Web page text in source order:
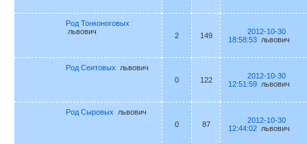
Род Тонконоговых
львович
2 149
2012-10-30
18:58:53 львович
Род Сеитовых
львович
0
122
2012-10-30
12:51:59 львович
Род Сыровых
львович
0
87
2012-10-30
12:44:02 львович